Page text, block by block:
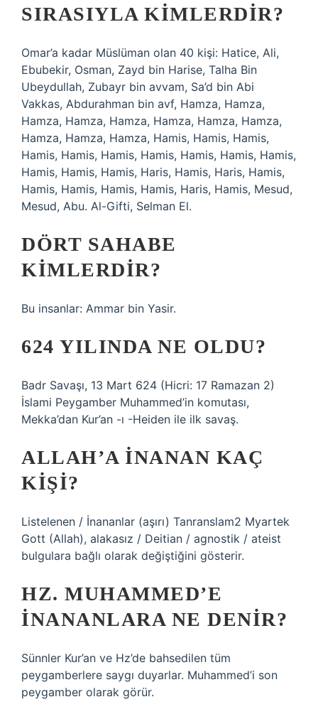
SIRASIYLA KIMLERDIR?
Omar’a kadar Müslüman olan 40 kişi: Hatice, Ali,
Ebubekir, Osman, Zayd bin Harise, Talha Bin
Ubeydullah, Zubayr bin avvam, Sa’d bin Abi
Vakkas, Abdurahman bin avf, Hamza, Hamza,
Hamza, Hamza, Hamza, Hamza, Hamza, Hamza,
Hamza, Hamza, Hamza, Hamis, Hamis, Hamis,
Hamis, Hamis, Hamis, Hamis, Hamis, Hamis, Hamis,
Hamis, Hamis, Hamis, Haris, Hamis, Haris, Hamis,
Hamis, Hamis, Hamis, Hamis, Haris, Hamis, Mesud,
Mesud, Abu. Al-Gifti, Selman El.
DÖRT SAHABE
KIMLERDIR?
Bu insanlar: Ammar bin Yasir.
624 YILINDA NE OLDU?
Badr Savaşı, 13 Mart 624 (Hicri: 17 Ramazan 2)
İslami Peygamber Muhammed’in komutası,
Mekka’dan Kur’an -ı -Heiden ile ilk savaş.
ALLAH’A INANAN KAÇ
KIŞI?
Listelenen / İnananlar (aşırı) Tanranslam2 Myartek
Gott (Allah), alakasız / Deitian / agnostik / ateist
bulgulara bağlı olarak değiştiğini gösterir.
HZ. MUHAMMED’E
INANANLARA NE DENIR?
Sünnler Kur’an ve Hz’de bahsedilen tüm
peygamberlere saygı duyarlar. Muhammed’i son
peygamber olarak görür.